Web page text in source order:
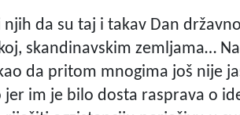
njih da su taj i takav Dan
skandinavskim zemljama…
da pritom mnogima još nije
jer im je bilo dosta rasprava o